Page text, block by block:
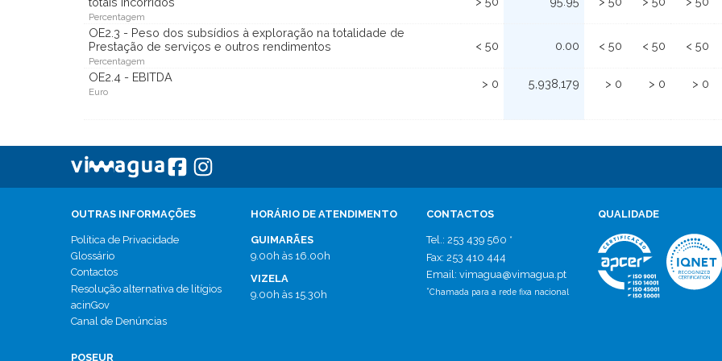
Percentagem
OE2.3 - Peso dos subsídios à exploração na totalidade de
Prestação de serviços e outros rendimentos
Percentagem
< 50 0.00 < 50 < 50 < 50
OE2.4 - EBITDA
Euro
> 0 5,938,179 > 0 > 0 > 0
OUTRAS INFORMAÇÕES
Política de Privacidade
Glossário
Contactos
Resolução alternativa de litígios
acinGov
Canal de Denúncias
HORÁRIO DE ATENDIMENTO
GUIMARÃES
9.00h às 16.00h
VIZELA
9.00h às 15.30h
CONTACTOS
Tel.: 253 439 560 *
Fax: 253 410 444
Email: vimagua@vimagua.pt
*Chamada para a rede fixa nacional
QUALIDADE
POSEUR